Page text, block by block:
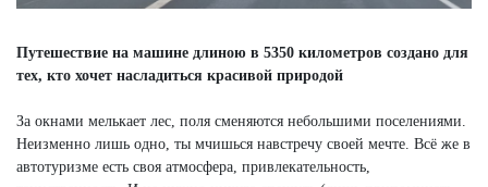
Путешествие на машине длиною в 5350 километров создано для
тех, кто хочет насладиться красивой природой
За окнами мелькает лес, поля сменяются небольшими поселениями.
Неизменно лишь одно, ты мчишься навстречу своей мечте. Всё же в
автотуризме есть своя атмосфера, привлекательность,